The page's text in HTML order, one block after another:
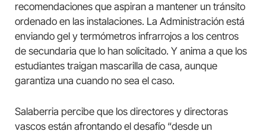
recomendaciones que aspiran a mantener un tránsito
ordenado en las instalaciones. La Administración está
enviando gel y termómetros infrarrojos a los centros
de secundaria que lo han solicitado. Y anima a que los
estudiantes traigan mascarilla de casa, aunque
garantiza una cuando no sea el caso.
Salaberria percibe que los directores y directoras
vascos están afrontando el desafío “desde un